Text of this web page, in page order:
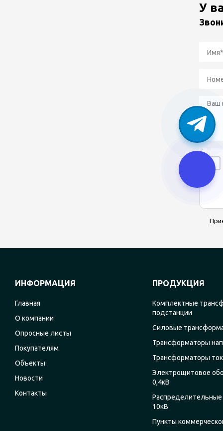
У
ИНФОРМАЦИЯ
Главная
О компании
Опросные листы
Покупателям
Объекты
Новости
Контакты
ПРОДУКЦИЯ
Комплектные
подстанции
Силовые
Трансформаторы
Трансформаторы
Электрощитовое
0,4кВ
Распределительные
10кВ
Пункты